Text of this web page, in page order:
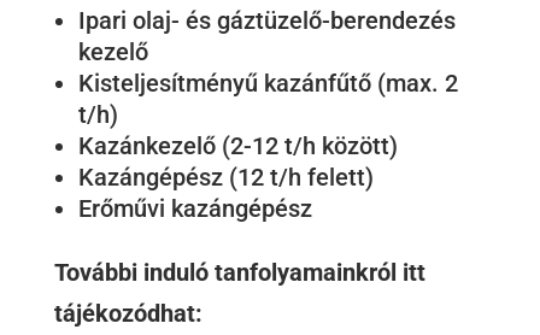
Ipari olaj- és gáztüzelő-berendezés
kezelő
Kisteljesítményű kazánfűtő (max. 2
t/h)
Kazánkezelő (2-12 t/h között)
Kazángépész (12 t/h felett)
Erőművi kazángépész
További induló tanfolyamainkról itt
tájékozódhat: